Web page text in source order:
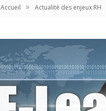
Accueil » Actualité des enjeux RH